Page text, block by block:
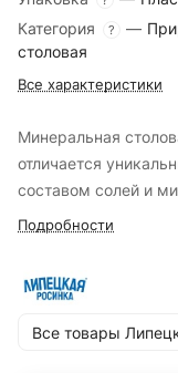
Категория
? —
столовая
Все характеристики
Минеральная
отличается
составом солей и
Подробности
Все товары